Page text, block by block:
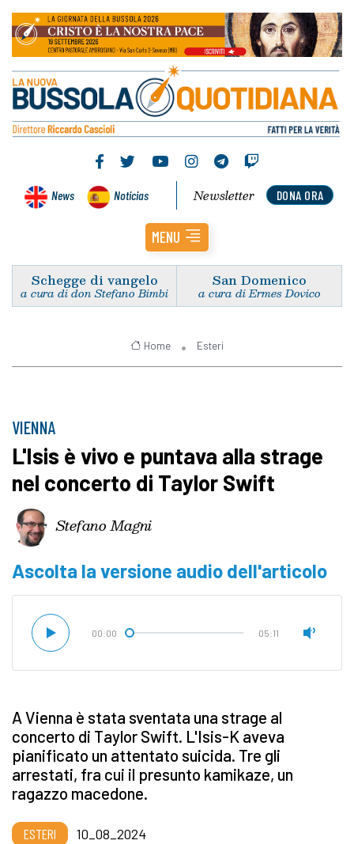
News Noticias DONA ORA
Newsletter
MENU
Schegge di vangelo
a cura di don Stefano Bimbi
San Domenico
a cura di Ermes Dovico
Home Esteri
VIENNA
L'Isis è vivo e puntava alla strage
nel concerto di Taylor Swift
Stefano Magni
Ascolta la versione audio dell'articolo
00:00 05:11
A Vienna è stata sventata una strage al
concerto di Taylor Swift. L'Isis-K aveva
pianificato un attentato suicida. Tre gli
arrestati, fra cui il presunto kamikaze, un
ragazzo macedone.
ESTERI 10_08_2024